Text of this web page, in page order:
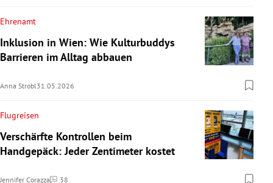
Ehrenamt
Inklusion in Wien: Wie Kulturbuddys
Barrieren im Alltag abbauen
Anna Strobl 31.05.2026
Flugreisen
Verschärfte Kontrollen beim
Handgepäck: Jeder Zentimeter kostet
Jennifer Corazza 38